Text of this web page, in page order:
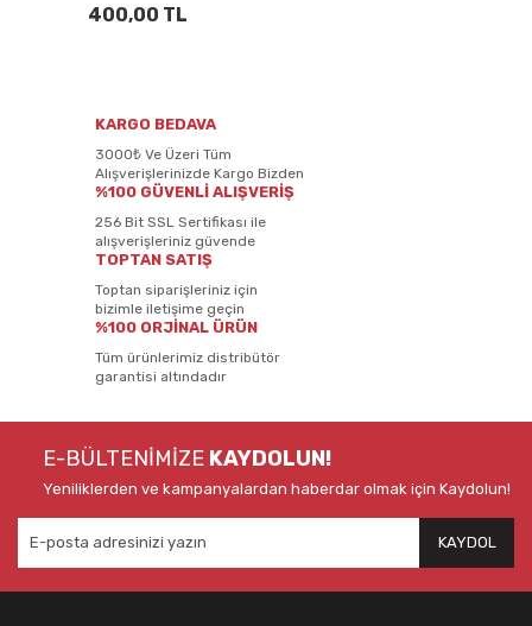
400,00 TL
KARGO BEDAVA
3000₺ Ve Üzeri Tüm
Alışverişlerinizde Kargo Bizden
%100 GÜVENLİ ALIŞVERİŞ
256 Bit SSL Sertifikası ile
alışverişleriniz güvende
TOPTAN SATIŞ
Toptan siparişleriniz için
bizimle iletişime geçin
%100 ORJİNAL ÜRÜN
Tüm ürünlerimiz distribütör
garantisi altındadır
E-BÜLTENİMİZE KAYDOLUN!
Yeniliklerden ve kampanyalardan haberdar olmak için Kaydolun!
KAYDOL